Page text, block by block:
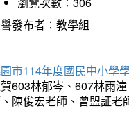
發布者：教學組
市114年度國民中小學
603林郁岑、607林雨
陳俊宏老師、曾盟証老